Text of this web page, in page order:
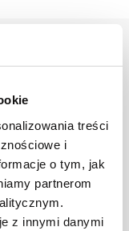
treści
i
o tym, jak
partnerom
z innymi danymi
w
wdrażanie
i
w
doradczych